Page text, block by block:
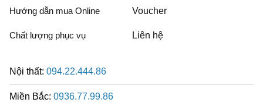
Hướng dẫn mua Online
Chất lượng phục vụ
Voucher
Liên hệ
Nội thất: 094.22.444.86
Miền Bắc: 0936.77.99.86